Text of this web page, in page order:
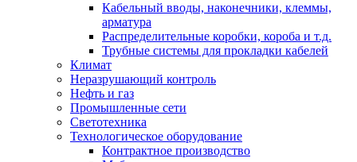
Кабельный вводы, наконечники, клеммы,
арматура
Распределительные коробки, короба и т.д.
Трубные системы для прокладки кабелей
Климат
Неразрушающий контроль
Нефть и газ
Промышленные сети
Светотехника
Технологическое оборудование
Контрактное производство